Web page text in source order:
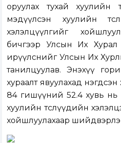
оруулах тухай хуулийн
мэдүүлсэн хуулийн төсл
хэлэлцүүлгийг
бичгээр Улсын Их
ирүүлснийг Улсын Их
танилцуулав. Энэхүү
хураалт явуулахад
84 гишүүний 52.4 хувь
хуулийн төслүүдийн
хойшлуулахаар